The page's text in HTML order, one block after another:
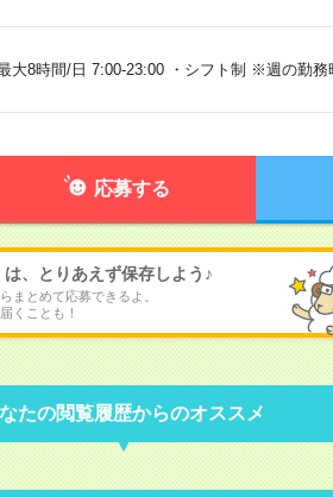
大8時間/日 7:00-23:00 ・シフト制 ※週の勤
応募する
は、とりあえず保存しよう♪
まとめて応募できるよ。
くことも！
たの閲覧履歴からのオススメ